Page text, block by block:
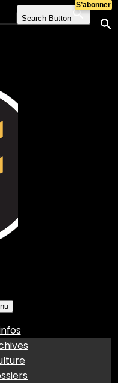
Search Button
S’abonner